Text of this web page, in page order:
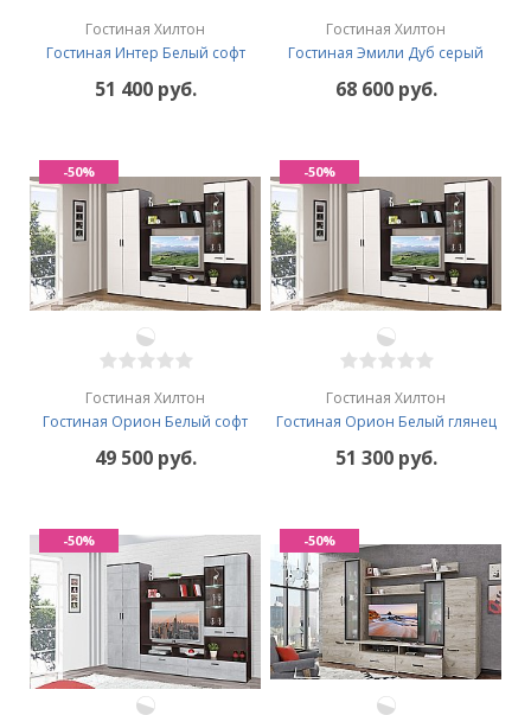
Гостиная Хилтон
Гостиная Интер Белый софт
51 400 руб.
Гостиная Хилтон
Гостиная Эмили Дуб серый
68 600 руб.
Гостиная Хилтон
Гостиная Орион Белый софт
49 500 руб.
-50%
Гостиная Хилтон
Гостиная Орион Белый глянец
51 300 руб.
-50%
-50% -50%